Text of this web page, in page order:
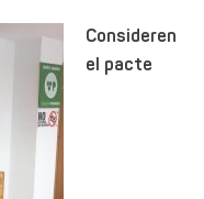
Consideren
el pacte